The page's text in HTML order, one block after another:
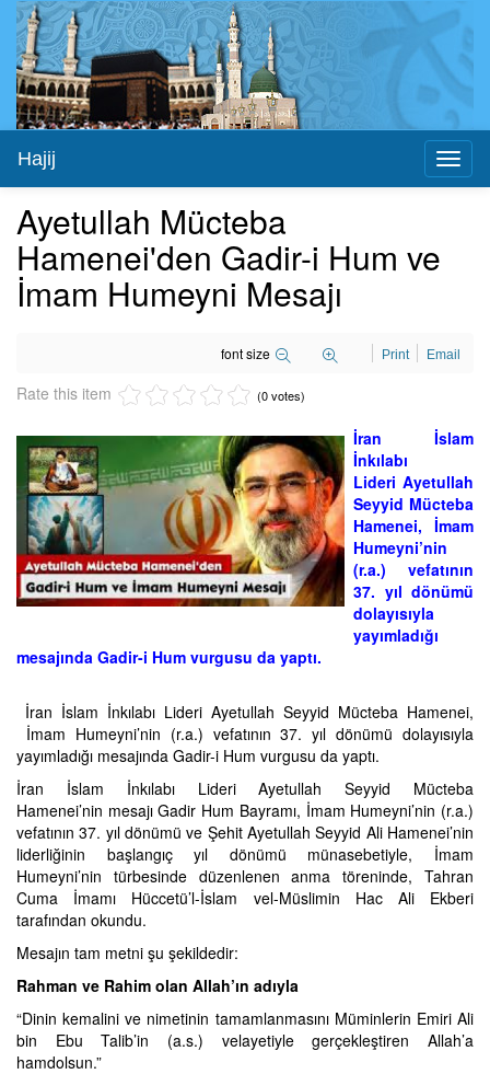
Hajij
Ayetullah Mücteba
Hamenei'den Gadir-i Hum ve
İmam Humeyni Mesajı
font size Print Email
Rate this item (0 votes)
İran İslam
İnkılabı
Lideri Ayetullah
Seyyid Mücteba
Hamenei, İmam
Humeyni’nin
(r.a.) vefatının
37. yıl dönümü
dolayısıyla
yayımladığı
mesajında Gadir-i Hum vurgusu da yaptı.
İran İslam İnkılabı Lideri Ayetullah Seyyid Mücteba Hamenei,
İmam Humeyni’nin (r.a.) vefatının 37. yıl dönümü dolayısıyla
yayımladığı mesajında Gadir-i Hum vurgusu da yaptı.
İran İslam İnkılabı Lideri Ayetullah Seyyid Mücteba
Hamenei’nin mesajı Gadir Hum Bayramı, İmam Humeyni’nin (r.a.)
vefatının 37. yıl dönümü ve Şehit Ayetullah Seyyid Ali Hamenei’nin
liderliğinin başlangıç yıl dönümü münasebetiyle, İmam
Humeyni’nin türbesinde düzenlenen anma töreninde, Tahran
Cuma İmamı Hüccetü’l-İslam vel-Müslimin Hac Ali Ekberi
tarafından okundu.
Mesajın tam metni şu şekildedir:
Rahman ve Rahim olan Allah’ın adıyla
“Dinin kemalini ve nimetinin tamamlanmasını Müminlerin Emiri Ali
bin Ebu Talib’in (a.s.) velayetiyle gerçekleştiren Allah’a
hamdolsun.”